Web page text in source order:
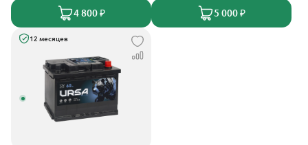
4 800 ₽ 5 000 ₽
12 месяцев